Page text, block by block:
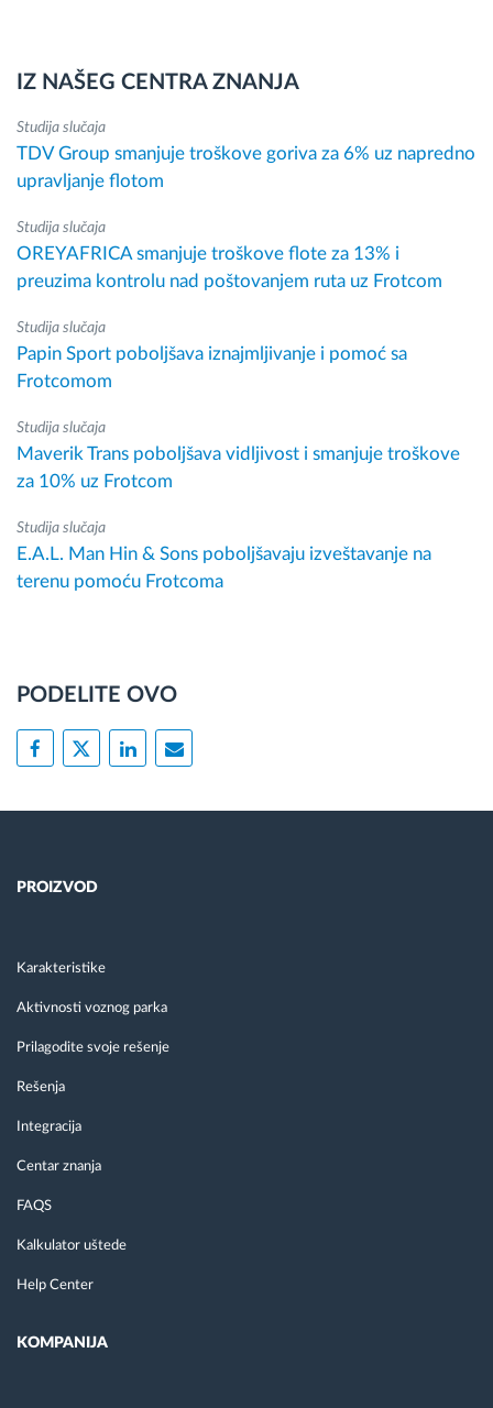
IZ NAŠEG CENTRA ZNANJA
Studija slučaja
TDV Group smanjuje troškove goriva za 6% uz napredno
upravljanje flotom
Studija slučaja
OREYAFRICA smanjuje troškove flote za 13% i
preuzima kontrolu nad poštovanjem ruta uz Frotcom
Studija slučaja
Papin Sport poboljšava iznajmljivanje i pomoć sa
Frotcomom
Studija slučaja
Maverik Trans poboljšava vidljivost i smanjuje troškove
za 10% uz Frotcom
Studija slučaja
E.A.L. Man Hin & Sons poboljšavaju izveštavanje na
terenu pomoću Frotcoma
PODELITE OVO
PROIZVOD
Karakteristike
Aktivnosti voznog parka
Prilagodite svoje rešenje
Rešenja
Integracija
Centar znanja
FAQS
Kalkulator uštede
Help Center
KOMPANIJA